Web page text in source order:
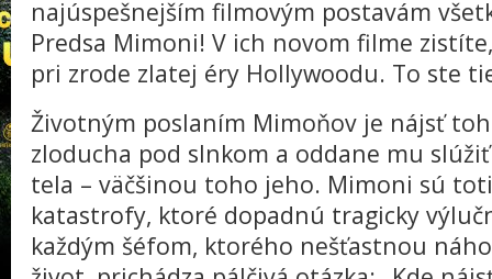
najúspešnejším filmovým postavám
Predsa Mimoni! V ich novom filme
pri zrode zlatej éry Hollywoodu. To ste
Životným poslaním Mimoňov je nájsť
zloducha pod slnkom a oddane mu
tela – väčšinou toho jeho. Mimoni sú
katastrofy, ktoré dopadnú tragicky
každým šéfom, ktorého nešťastnou